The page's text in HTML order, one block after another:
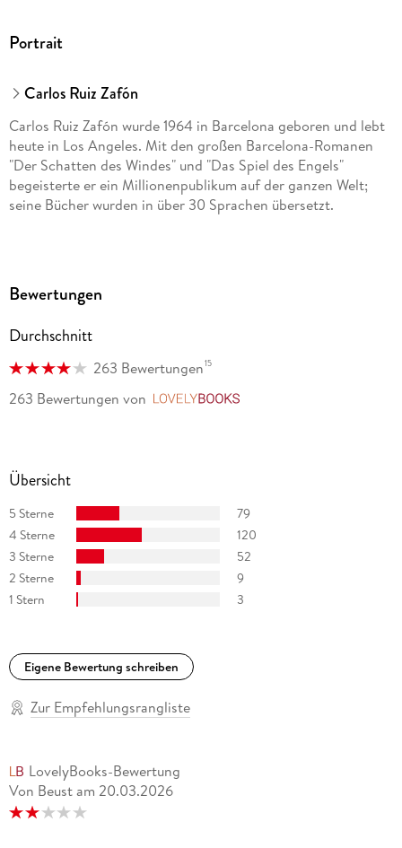
Portrait
Carlos Ruiz Zafón
Carlos Ruiz Zafón wurde 1964 in Barcelona geboren und lebt
heute in Los Angeles. Mit den großen Barcelona-Romanen
"Der Schatten des Windes" und "Das Spiel des Engels"
begeisterte er ein Millionenpublikum auf der ganzen Welt;
seine Bücher wurden in über 30 Sprachen übersetzt.
Bewertungen
Durchschnitt
263 Bewertungen15
263 Bewertungen von
Übersicht
5 Sterne
79
4 Sterne
120
3 Sterne
52
2 Sterne
9
1 Stern
3
Eigene Bewertung schreiben
Zur Empfehlungsrangliste
LovelyBooks-Bewertung
Von Beust am 20.03.2026